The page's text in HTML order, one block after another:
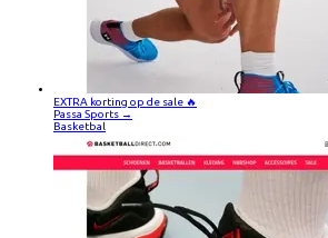
EXTRA korting op de sale 🔥
Passa Sports →
Basketbal